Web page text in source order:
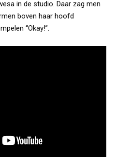
in de studio. Daar zag men
boven haar hoofd
“Okay!”.